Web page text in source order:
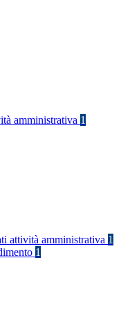
amministrativa 1
attività amministrativa 1
1